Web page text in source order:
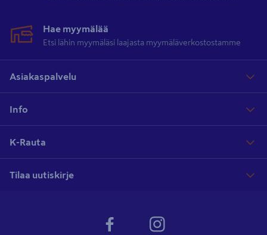
Hae myymälää
Etsi lähin myymäläsi laajasta myymäläverkostostamme
Asiakaspalvelu
Info
K-Rauta
Tilaa uutiskirje